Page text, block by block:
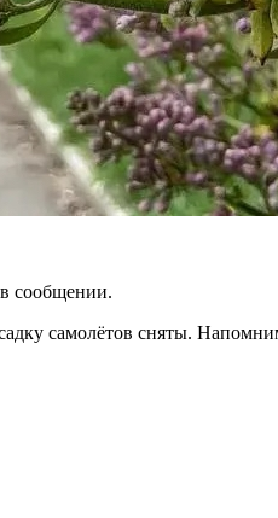
сообщении.
самолётов сняты.